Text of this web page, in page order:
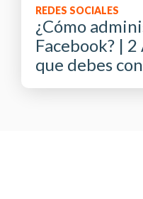
REDES SOCIALES
¿Cómo
Facebook? |
que debes